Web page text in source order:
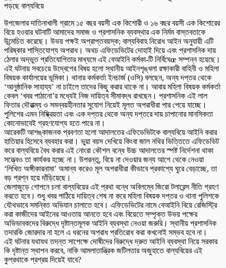
উপজেলার দাতিনাখালী গ্রামে ১৫ বছর বয়সী এক কিশোরী ও ১৬ বছর বয়সী এক কিশোরের
বিয়ে হওয়ার ঘটনাটি আমাদের সমাজ ও প্রশাসনিক ব্যবস্থার এক নির্মম বাস্তবতাকে
উন্মেচিত করেছে। উভয় পক্ষই অপ্রাপ্তবয়স্ক; বাল্যবিবাহ নিরোধ আইন অনুযায়ী এটি
পরিষ্কার শাস্তিযোগ্য অপরাধ। অথচ এফিডেভিটের দোহাই দিয়ে এবং প্রশাসনিক দায়
ঠেলার অদ্ভুত প্রতিযোগিতার মাধ্যমে এই বেআইনি কর্মকা-টি নির্বিঘেœ সম্পন্ন হয়েছে।
এই ঘটনায় সবচেয়ে উদ্বেগের বিষয় হলো স্থানীয় আইনশৃঙ্খলা রক্ষাকারী বাহিনী ও মহিলা
বিষয়ক কার্যালয়ের ভূমিকা। থানার কর্মকর্তা ইনচার্জ (ওসি) বলছেন, অন্য দপ্তর থেকে
‘আনুষ্ঠানিক সাহায্য’ না চাইলে তাদের কিছু করার থাকে না। আবার মহিলা বিষয়ক কর্মকর্তা
কেবল ‘খবর পাঠানো’র মধ্যেই নিজ দায়িত্ব সীমাবদ্ধ রাখছেন। প্রশাসনিক এই লাল
ফিতার দৌরাত্ম্য ও সমন্বয়হীনতার সুযোগ নিয়েই মূলত অপরাধীরা পার পেয়ে যাচ্ছে।
পুলিশের এমন নিষ্ক্রিয়তা এবং এক দপ্তর থেকে অন্য দপ্তরে দায় চাপানোর মানসিকতা
কোনোভাবেই গ্রহণযোগ্য হতে পারে না।
আরেকটি আশঙ্কাজনক প্রবণতা হলো আদালতের এফিডেভিটকে বাল্যবিয়ে আইনি করার
হাতিয়ার হিসেবে ব্যবহার করা। ভুয়া বয়স দেখিয়ে কিংবা জাল নথির ভিত্তিতে এফিডেভিট
করে বাল্যবিয়ে বৈধ করার এই নোংরা কৌশল বন্ধে উচ্চ আদালতের স্পষ্ট নির্দেশনা থাকা
সত্ত্বেও তা কার্যকর হচ্ছে না। উপরন্তু, বিয়ে না দেওয়ার জন্য আগে থেকে নেওয়া
‘লিখিত অঙ্গীকারনামা’ অমান্য করেও মূল অপরাধীরা কীভাবে প্রকাশ্যে ঘুরে বেড়াচ্ছে, তা
বড় প্রশ্ন হয়ে দাঁড়িয়েছে।
জেলাজুড়ে গোপনে চলা বাল্যবিয়ের এই প্রথা বন্ধে অবিলম্বে জিরো টলারেন্স নীতি গ্রহণ
করতে হবে। শুধু খবর পাঠিয়ে দায়িত্ব শেষ না করে মহিলা বিষয়ক দপ্তর ও থানা পুলিশকে
যৌথভাবে সমন্বিত অভিযান চালাতে হবে। এফিডেভিটের নামে বেআইনি বিয়ে রেজিস্ট্রি
করা কাজীদের আইনের আওতায় আনতে হবে এবং বিয়েতে সম্পৃক্ত উভয় পক্ষের
অভিভাবকদের বিরুদ্ধে দৃষ্টান্তমূলক আইনি ব্যবস্থা নেওয়া জরুরি। স্থানীয় প্রশাসনিক
তদারকি জোরদার না হলে এ ধরনের অপরাধ প্রতিরোধ করা কখনোই সম্ভব হবে না।
এই ঘটনার যথাযথ তদন্ত সাপেক্ষে দোষীদের বিরুদ্ধে দ্রুত আইনি ব্যবস্থা নিয়ে সরকার
কি দৃষ্টান্ত স্থাপন করবে, নাকি আমলাতান্ত্রিক জটিলতার অজুহাতে বাল্যবিয়ের এই
কুপ্রথাকে প্রশ্রয় দিয়েই যাবে?